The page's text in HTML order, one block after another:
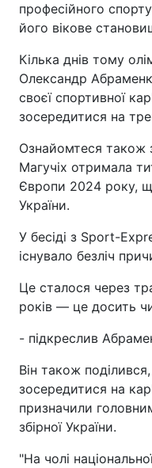
професійного
його вікове
Кілька днів тому
Олександр
своєї спортивної
зосередитися на
Ознайомтеся також
Магучіх отримала
Європи 2024 року,
України.
У бесіді з Sport-
існувало безліч
Це сталося через
років — це досить
- підкреслив
Він також
зосередитися на
призначили
збірної України.
"На чолі